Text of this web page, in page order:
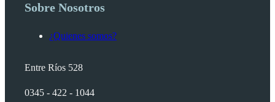
Sobre Nosotros
¿Quienes somos?
Entre Ríos 528
0345 - 422 - 1044